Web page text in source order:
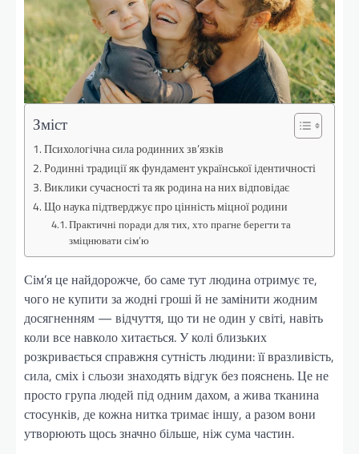
Зміст
Психологічна сила родинних зв’язків
Родинні традиції як фундамент української ідентичності
Виклики сучасності та як родина на них відповідає
Що наука підтверджує про цінність міцної родини
Практичні поради для тих, хто прагне берегти та
зміцнювати сім’ю
Сім’я це найдорожче, бо саме тут людина отримує те,
чого не купити за жодні гроші й не замінити жодним
досягненням — відчуття, що ти не один у світі, навіть
коли все навколо хитається. У колі близьких
розкривається справжня сутність людини: її вразливість,
сила, сміх і сльози знаходять відгук без пояснень. Це не
просто група людей під одним дахом, а жива тканина
стосунків, де кожна нитка тримає іншу, а разом вони
утворюють щось значно більше, ніж сума частин.